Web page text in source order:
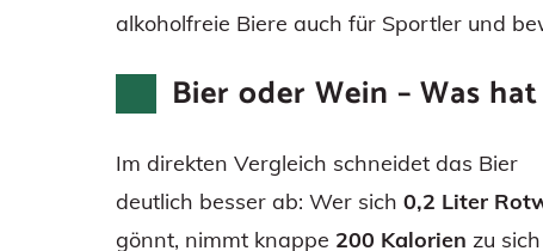
alkoholfreie Biere auch für Sportler und
Bier oder Wein – Was
Im direkten Vergleich schneidet das Bier
deutlich besser ab: Wer sich 0,2 Liter
gönnt, nimmt knappe 200 Kalorien zu